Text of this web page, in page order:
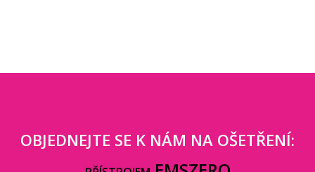
OBJEDNEJTE SE K NÁM NA OŠETŘENÍ: